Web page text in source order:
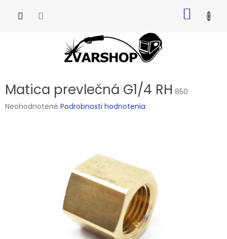
KOŠÍK
Matica prevlečná G1/4 RH 850
Priemerné
Neohodnotené Podrobnosti hodnotenia